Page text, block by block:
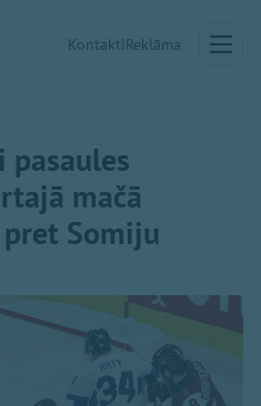
KontaktiReklāma
mačā
Somiju